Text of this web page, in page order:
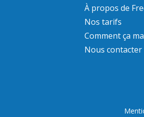
À propos de
Nos tarifs
Comment ça
Nous contacter